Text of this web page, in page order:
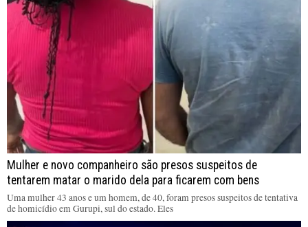
Mulher e novo companheiro são presos suspeitos de
tentarem matar o marido dela para ficarem com bens
Uma mulher 43 anos e um homem, de 40, foram presos suspeitos de tentativa
de homicídio em Gurupi, sul do estado. Eles